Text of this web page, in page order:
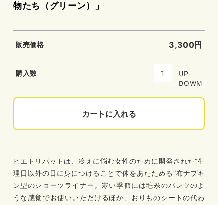
物たち（グリーン）」
販売価格 3,300円
購入数
UP
DOWM
カートに入れる
ヒエトリパットは、冷えに悩む女性のために開発された“生
理日以外の日に身につけることで体をあたためる”布ナプキ
ン型のショーツライナー。寒い季節には毛糸のパンツのよ
うな感覚でお使いいただけるほか、おりものシートの代わ